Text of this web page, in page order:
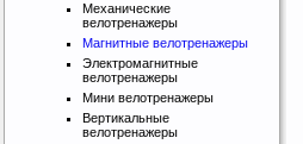
Механические
велотренажеры
Магнитные велотренажеры
Электромагнитные
велотренажеры
Мини велотренажеры
Вертикальные
велотренажеры